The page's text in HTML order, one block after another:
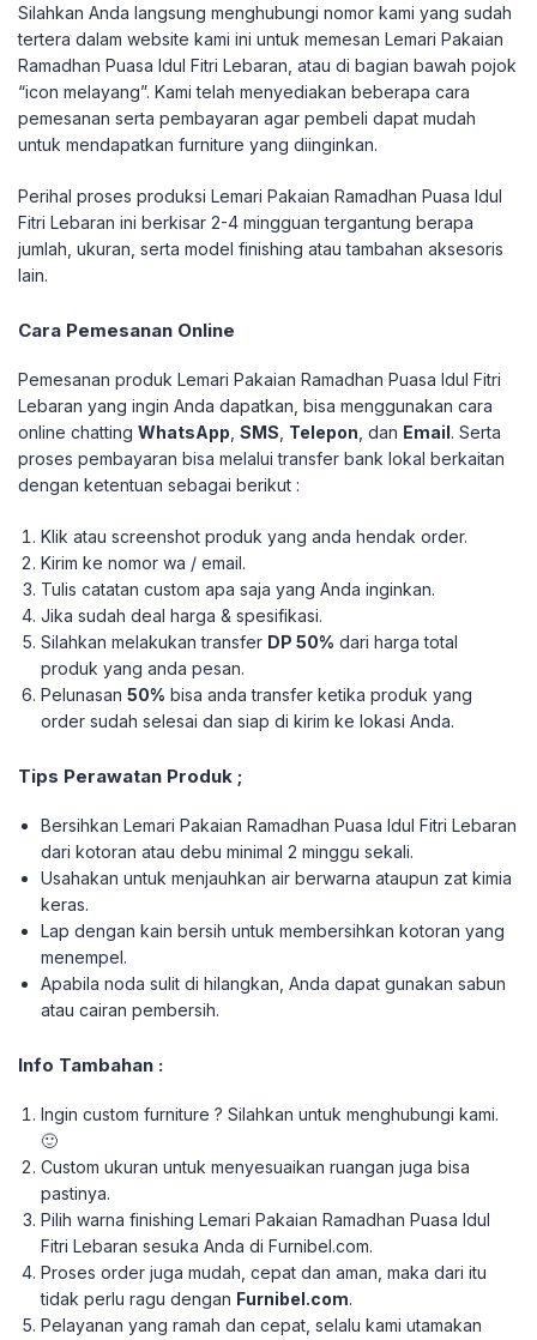
Silahkan Anda langsung menghubungi nomor kami yang sudah
tertera dalam website kami ini untuk memesan Lemari Pakaian
Ramadhan Puasa Idul Fitri Lebaran, atau di bagian bawah pojok
“icon melayang”. Kami telah menyediakan beberapa cara
pemesanan serta pembayaran agar pembeli dapat mudah
untuk mendapatkan furniture yang diinginkan.
Perihal proses produksi Lemari Pakaian Ramadhan Puasa Idul
Fitri Lebaran ini berkisar 2-4 mingguan tergantung berapa
jumlah, ukuran, serta model finishing atau tambahan aksesoris
lain.
Cara Pemesanan Online
Pemesanan produk Lemari Pakaian Ramadhan Puasa Idul Fitri
Lebaran yang ingin Anda dapatkan, bisa menggunakan cara
online chatting WhatsApp SMS Telepon , dan Email. Serta
proses pembayaran bisa melalui transfer bank lokal berkaitan
dengan ketentuan sebagai berikut :
Klik atau screenshot produk yang anda hendak order.
Kirim ke nomor wa / email.
Tulis catatan custom apa saja yang Anda inginkan.
Jika sudah deal harga & spesifikasi.
Silahkan melakukan transfer DP 50% dari harga total
produk yang anda pesan.
Pelunasan50% bisa anda transfer ketika produk yang
order sudah selesai dan siap di kirim ke lokasi Anda.
Tips Perawatan Produk ;
Bersihkan Lemari Pakaian Ramadhan Puasa Idul Fitri Lebaran
dari kotoran atau debu minimal 2 minggu sekali.
Usahakan untuk menjauhkan air berwarna ataupun zat kimia
keras.
Lap dengan kain bersih untuk membersihkan kotoran yang
menempel.
Apabila noda sulit di hilangkan, Anda dapat gunakan sabun
atau cairan pembersih.
Info Tambahan :
Ingin custom furniture ? Silahkan untuk menghubungi kami.
🙂
Custom ukuran untuk menyesuaikan ruangan juga bisa
pastinya.
Pilih warna finishing Lemari Pakaian Ramadhan Puasa Idul
Fitri Lebaran sesuka Anda di Furnibel.com.
Proses order juga mudah, cepat dan aman, maka dari itu
tidak perlu ragu dengan Furnibel.com.
Pelayanan yang ramah dan cepat, selalu kami utamakan